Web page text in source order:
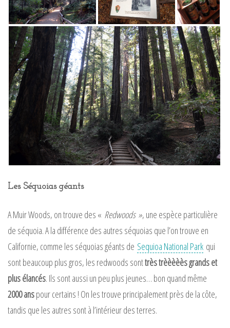
Les Séquoias géants
A Muir Woods, on trouve des « Redwoods », une espèce particulière
de séquoia. A la différence des autres séquoias que l’on trouve en
Californie, comme les séquoias géants de Sequioa National Park qui
sont beaucoup plus gros, les redwoods sonttrès trèèèèès grands et
plus élancés. Ils sont aussi un peu plus jeunes… bon quand même
2000 anspour certains ! On les trouve principalement près de la côte,
tandis que les autres sont à l’intérieur des terres.